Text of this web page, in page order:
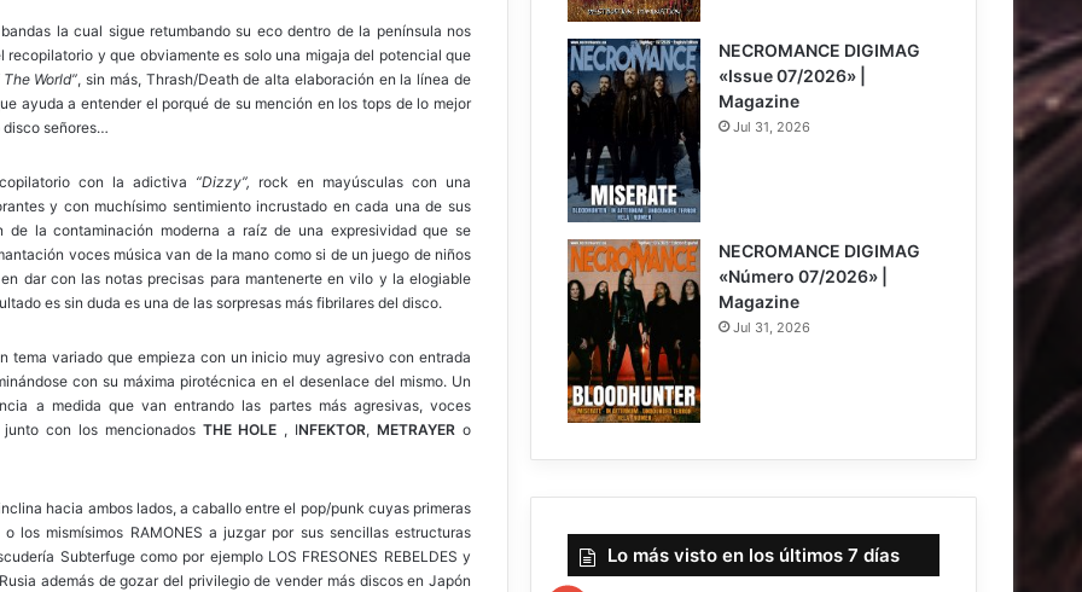
la cual sigue retumbando su eco dentro de la península nos
recopilatorio y que obviamente es solo una migaja del potencial que
World”, sin más, Thrash/Death de alta elaboración en la línea de
ayuda a entender el porqué de su mención en los tops de lo mejor
disco señores…
con la adictiva “Dizzy”, rock en mayúsculas con una
y con muchísimo sentimiento incrustado en cada una de sus
la contaminación moderna a raíz de una expresividad que se
voces música van de la mano como si de un juego de niños
dar con las notas precisas para mantenerte en vilo y la elogiable
es sin duda es una de las sorpresas más fibrilares del disco.
tema variado que empieza con un inicio muy agresivo con entrada
con su máxima pirotécnica en el desenlace del mismo. Un
a medida que van entrando las partes más agresivas, voces
con los mencionados THE HOLE , INFEKTOR,METRAYERo
hacia ambos lados, a caballo entre el pop/punk cuyas primeras
los mismísimos RAMONES a juzgar por sus sencillas estructuras
Subterfuge como por ejemplo LOS FRESONES REBELDES y
además de gozar del privilegio de vender más discos en Japón
8
NECROMANCE DIGIMAG
«Issue 07/2026» |
Magazine
Jul 31, 2026
NECROMANCE DIGIMAG
«Número 07/2026» |
Magazine
Jul 31, 2026
Lo más visto en los últimos 7 días